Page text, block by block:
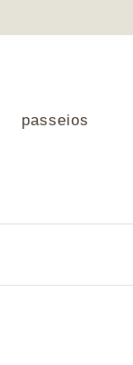
passeios